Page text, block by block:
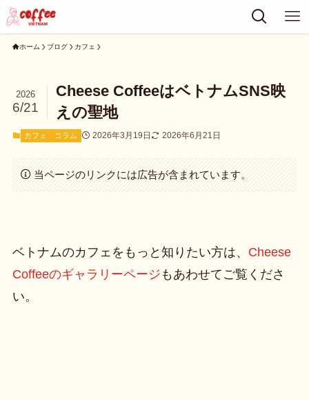
ホーム ブログ カフェ
Cheese CoffeeはベトナムSNS映
えの聖地
2026
6/21
カフェ コラム 2026年3月19日 2026年6月21日
当ページのリンクには広告が含まれています。
ベトナムのカフェをもっと知りたい方は、 Cheese
Coffeeのギャラリーページ もあわせてご覧くださ
い。